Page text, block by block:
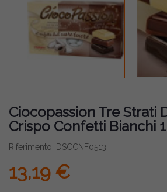
Ciocopassion Tre Strati
Crispo Confetti Bianchi
Riferimento: DSCCNF0513
13,19 €